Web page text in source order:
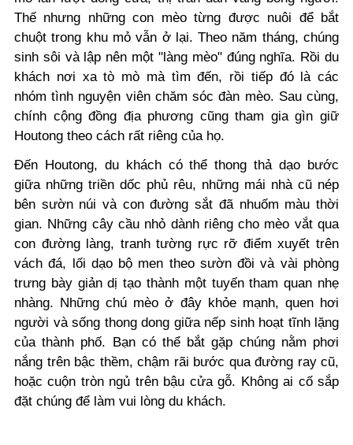
Thế nhưng những con mèo từng được nuôi để bắt
chuột trong khu mỏ vẫn ở lại. Theo năm tháng, chúng
sinh sôi và lập nên một "làng mèo" đúng nghĩa. Rồi du
khách nơi xa tò mò mà tìm đến, rồi tiếp đó là các
nhóm tình nguyện viên chăm sóc đàn mèo. Sau cùng,
chính cộng đồng địa phương cũng tham gia gìn giữ
Houtong theo cách rất riêng của họ.
Đến Houtong, du khách có thể thong thả dạo bước
giữa những triền dốc phủ rêu, những mái nhà cũ nép
bên sườn núi và con đường sắt đã nhuốm màu thời
gian. Những cây cầu nhỏ dành riêng cho mèo vắt qua
con đường làng, tranh tường rực rỡ điểm xuyết trên
vách đá, lối dạo bộ men theo sườn đồi và vài phòng
trưng bày giản dị tạo thành một tuyến tham quan nhẹ
nhàng. Những chú mèo ở đây khỏe mạnh, quen hơi
người và sống thong dong giữa nếp sinh hoạt tĩnh lặng
của thành phố. Bạn có thể bắt gặp chúng nằm phơi
nắng trên bậc thềm, chậm rãi bước qua đường ray cũ,
hoặc cuộn tròn ngủ trên bậu cửa gỗ. Không ai cố sắp
đặt chúng để làm vui lòng du khách.